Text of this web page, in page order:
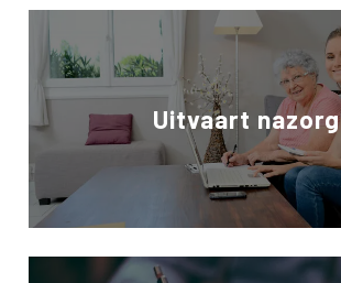
Uitvaart nazorg